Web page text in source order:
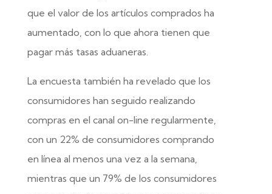
que el valor de los artículos comprados ha
aumentado, con lo que ahora tienen que
pagar más tasas aduaneras.
La encuesta también ha revelado que los
consumidores han seguido realizando
compras en el canal on-line regularmente,
con un 22% de consumidores comprando
en línea al menos una vez a la semana,
mientras que un 79% de los consumidores